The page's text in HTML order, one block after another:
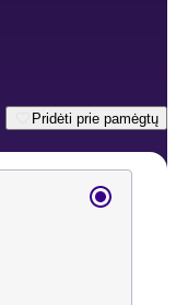
Pridėti prie pamėgtų